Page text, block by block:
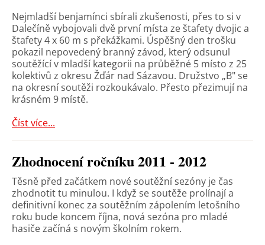
Nejmladší benjamínci sbírali zkušenosti, přes to si v
Dalečíně vybojovali dvě první místa ze štafety dvojic a
štafety 4 x 60 m s překážkami. Úspěšný den trošku
pokazil nepovedený branný závod, který odsunul
soutěžící v mladší kategorii na průběžné 5 místo z 25
kolektivů z okresu Žďár nad Sázavou. Družstvo „B" se
na okresní soutěži rozkoukávalo. Přesto přezimují na
krásném 9 místě.
Číst více...
Zhodnocení ročníku 2011 - 2012
Těsně před začátkem nové soutěžní sezóny je čas
zhodnotit tu minulou. I když se soutěže prolínají a
definitivní konec za soutěžním zápolením letošního
roku bude koncem října, nová sezóna pro mladé
hasiče začíná s novým školním rokem.